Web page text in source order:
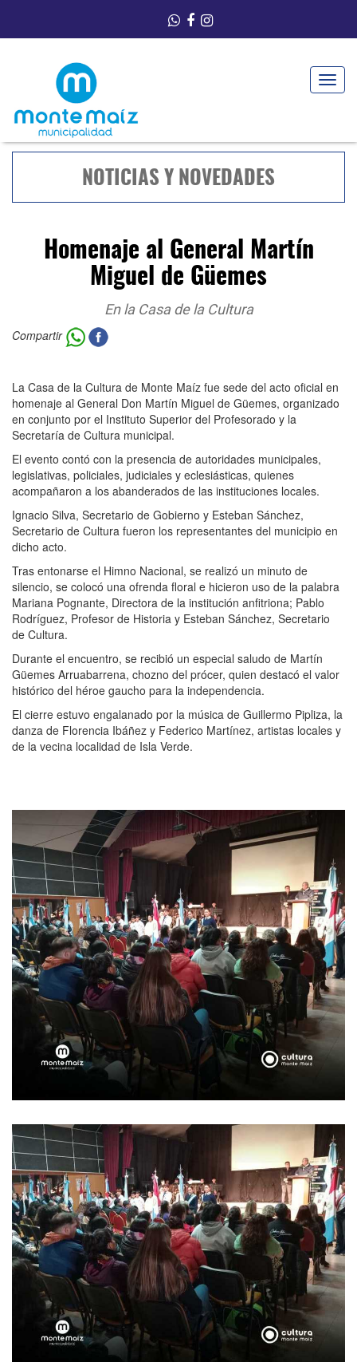
Toggle
NOTICIAS Y NOVEDADES
Homenaje al General Martín
Miguel de Güemes
En la Casa de la Cultura
Compartir
La Casa de la Cultura de Monte Maíz fue sede del acto oficial en
homenaje al General Don Martín Miguel de Güemes, organizado
en conjunto por el Instituto Superior del Profesorado y la
Secretaría de Cultura municipal.
El evento contó con la presencia de autoridades municipales,
legislativas, policiales, judiciales y eclesiásticas, quienes
acompañaron a los abanderados de las instituciones locales.
Ignacio Silva, Secretario de Gobierno y Esteban Sánchez,
Secretario de Cultura fueron los representantes del municipio en
dicho acto.
Tras entonarse el Himno Nacional, se realizó un minuto de
silencio, se colocó una ofrenda floral e hicieron uso de la palabra
Mariana Pognante, Directora de la institución anfitriona; Pablo
Rodríguez, Profesor de Historia y Esteban Sánchez, Secretario
de Cultura.
Durante el encuentro, se recibió un especial saludo de Martín
Güemes Arruabarrena, chozno del prócer, quien destacó el valor
histórico del héroe gaucho para la independencia.
El cierre estuvo engalanado por la música de Guillermo Pipliza, la
danza de Florencia Ibáñez y Federico Martínez, artistas locales y
de la vecina localidad de Isla Verde.